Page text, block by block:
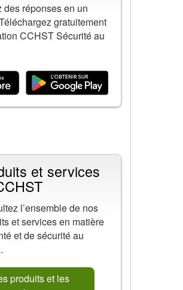
des réponses en un
gratuitement
CCHST Sécurité au
et services
l’ensemble de nos
et services en matière
et de sécurité au
produits et les